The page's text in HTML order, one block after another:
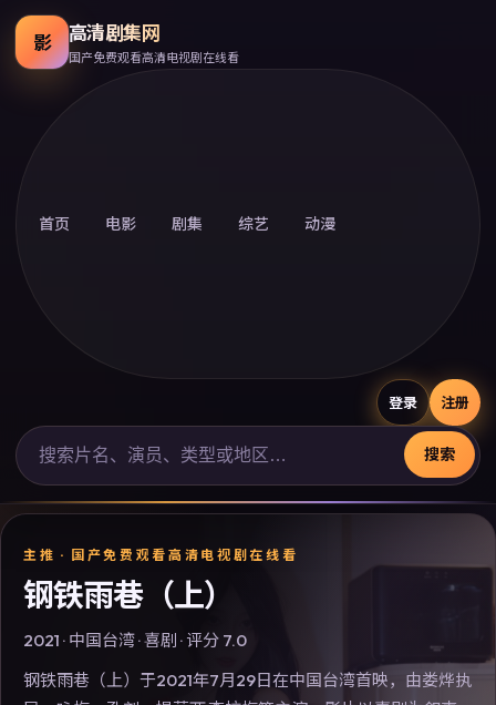
影 高清剧集网
国产免费观看高清电视剧在线看
首页 电影 剧集 综艺 动漫
登录 注册
搜索
主推 · 国产免费观看高清电视剧在线看
钢铁雨巷（上）
2021 · 中国台湾·喜剧 · 评分 7.0
钢铁雨巷（上）于2021年7月29日在中国台湾首映，由娄烨执